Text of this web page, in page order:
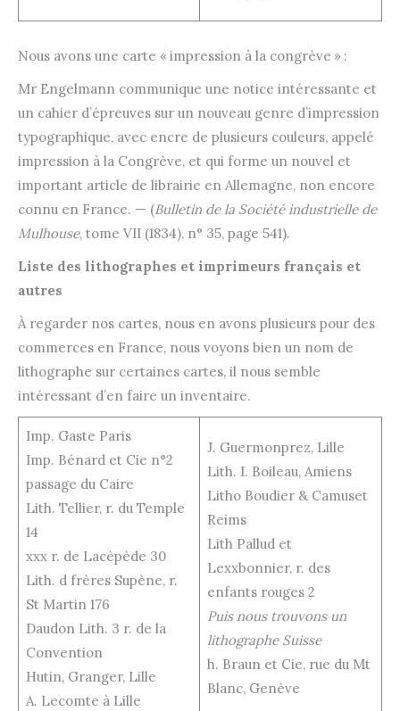
Nous avons une carte « impression à la congrève » :
Mr Engelmann communique une notice intéressante et
un cahier d’épreuves sur un nouveau genre d’impression
typographique, avec encre de plusieurs couleurs, appelé
impression à la Congrève, et qui forme un nouvel et
important article de librairie en Allemagne, non encore
connu en France. — (Bulletin de la Société industrielle de
Mulhouse, tome VII (1834), n° 35, page 541).
Liste des lithographes et imprimeurs français et
autres
À regarder nos cartes, nous en avons plusieurs pour des
commerces en France, nous voyons bien un nom de
lithographe sur certaines cartes, il nous semble
intéressant d’en faire un inventaire.
Imp. Gaste Paris
Imp. Bénard et Cie n°2
passage du Caire
Lith. Tellier, r. du Temple
14
xxx r. de Lacèpède 30
Lith. d frères Supène, r.
St Martin 176
Daudon Lith. 3 r. de la
Convention
Hutin, Granger, Lille
A. Lecomte à Lille
J. Guermonprez, Lille
Lith. I. Boileau, Amiens
Litho Boudier & Camuset
Reims
Lith Pallud et
Lexxbonnier, r. des
enfants rouges 2
Puis nous trouvons un
lithographe Suisse
h. Braun et Cie, rue du Mt
Blanc, Genève